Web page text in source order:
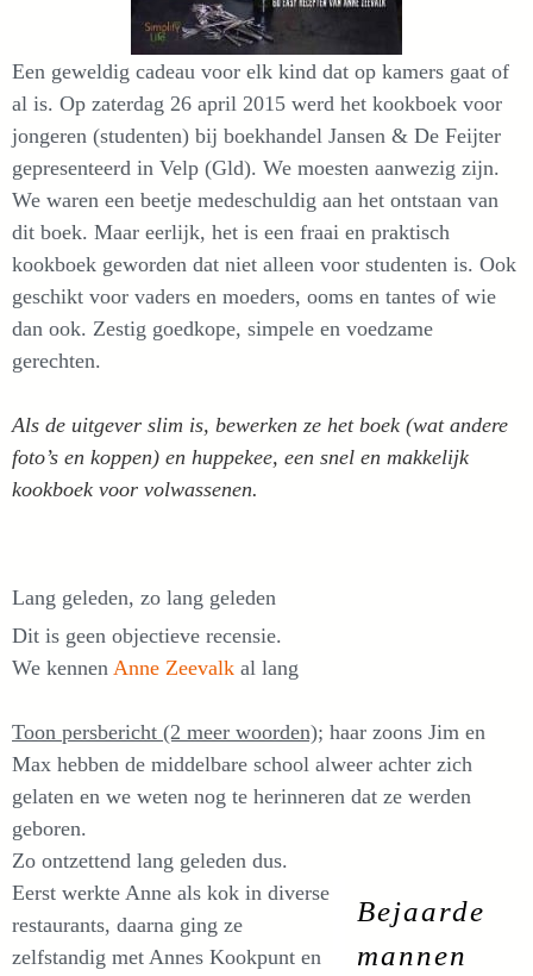
Een geweldig cadeau voor elk kind dat op kamers gaat of
al is. Op zaterdag 26 april 2015 werd het kookboek voor
jongeren (studenten) bij boekhandel Jansen & De Feijter
gepresenteerd in Velp (Gld). We moesten aanwezig zijn.
We waren een beetje medeschuldig aan het ontstaan van
dit boek. Maar eerlijk, het is een fraai en praktisch
kookboek geworden dat niet alleen voor studenten is. Ook
geschikt voor vaders en moeders, ooms en tantes of wie
dan ook. Zestig goedkope, simpele en voedzame
gerechten.
Als de uitgever slim is, bewerken ze het boek (wat andere
foto’s en koppen) en huppekee, een snel en makkelijk
kookboek voor volwassenen.
Lang geleden, zo lang geleden
Dit is geen objectieve recensie.
We kennen Anne Zeevalk al lang
Toon persbericht (2 meer woorden); haar zoons Jim en
Max hebben de middelbare school alweer achter zich
gelaten en we weten nog te herinneren dat ze werden
geboren.
Zo ontzettend lang geleden dus.
Bejaarde
mannen
Eerst werkte Anne als kok in diverse
restaurants, daarna ging ze
zelfstandig met Annes Kookpunt en